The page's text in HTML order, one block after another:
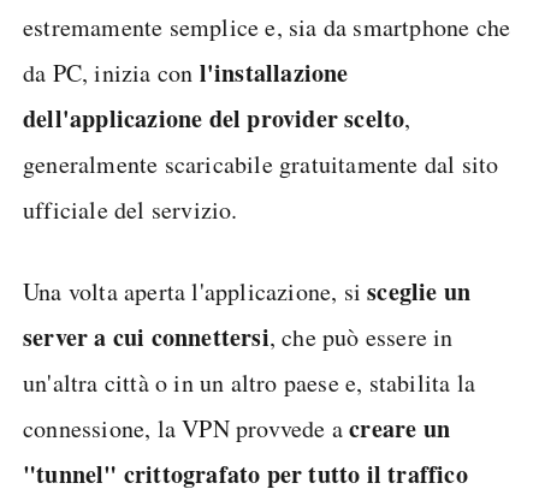
estremamente semplice e, sia da smartphone che
da PC, inizia con l'installazione
dell'applicazione del providerscelto,
generalmente scaricabile gratuitamente dal sito
ufficiale del servizio.
Una volta aperta l'applicazione, sisceglie un
server a cui connettersi, che può essere in
un'altra città o in un altro paese e, stabilita la
connessione, la VPN provvede acreare un
"tunnel" crittografato per tutto il traffico